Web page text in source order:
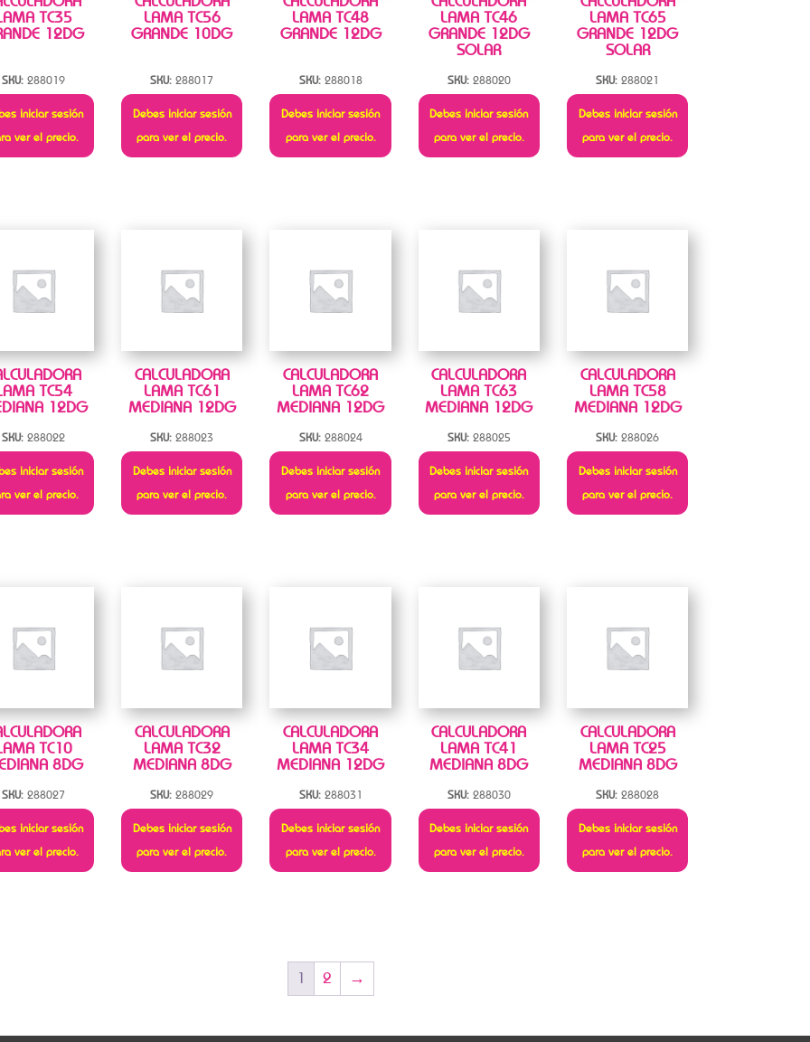
TC35
12DG
SKU: 288019
iniciar sesión
ver el precio.
LAMA TC56
GRANDE 10DG
SKU: 288017
Debes iniciar sesión
para ver el precio.
LAMA TC48
GRANDE 12DG
SKU: 288018
Debes iniciar sesión
para ver el precio.
LAMA TC46
GRANDE 12DG
SOLAR
SKU: 288020
Debes iniciar sesión
para ver el precio.
LAMA TC65
GRANDE 12DG
SOLAR
SKU: 288021
Debes iniciar sesión
para ver el precio.
TC54
12DG
SKU: 288022
iniciar sesión
ver el precio.
CALCULADORA
LAMA TC61
MEDIANA 12DG
SKU: 288023
Debes iniciar sesión
para ver el precio.
CALCULADORA
LAMA TC62
MEDIANA 12DG
SKU: 288024
Debes iniciar sesión
para ver el precio.
CALCULADORA
LAMA TC63
MEDIANA 12DG
SKU: 288025
Debes iniciar sesión
para ver el precio.
CALCULADORA
LAMA TC58
MEDIANA 12DG
SKU: 288026
Debes iniciar sesión
para ver el precio.
TC10
8DG
SKU: 288027
iniciar sesión
ver el precio.
CALCULADORA
LAMA TC32
MEDIANA 8DG
SKU: 288029
Debes iniciar sesión
para ver el precio.
CALCULADORA
LAMA TC34
MEDIANA 12DG
SKU: 288031
Debes iniciar sesión
para ver el precio.
CALCULADORA
LAMA TC41
MEDIANA 8DG
SKU: 288030
Debes iniciar sesión
para ver el precio.
CALCULADORA
LAMA TC25
MEDIANA 8DG
SKU: 288028
Debes iniciar sesión
para ver el precio.
1 2 →